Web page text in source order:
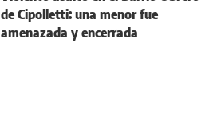
de Cipolletti: una menor fue
amenazada y encerrada